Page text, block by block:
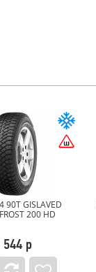
90T GISLAVED
200 HD
544 р